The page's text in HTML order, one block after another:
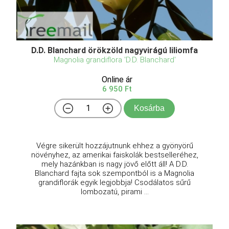
D.D. Blanchard örökzöld nagyvirágú liliomfa
Magnolia grandiflora 'D.D. Blanchard'
Online ár
6 950 Ft
Kosárba
Végre sikerült hozzájutnunk ehhez a gyönyörű
növényhez, az amerikai faiskolák bestselleréhez,
mely hazánkban is nagy jövő előtt áll! A D.D.
Blanchard fajta sok szempontból is a Magnolia
grandiflorák egyik legjobbja! Csodálatos sűrű
lombozatú, pirami ...